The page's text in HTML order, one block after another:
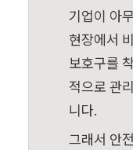
기업이 아
현장에서
보호구를
적으로 관
니다.
그래서 안